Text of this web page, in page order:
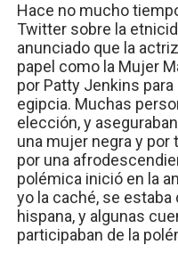
Hace no mucho
Twitter sobre la
anunciado que la
papel como la Mujer
por Patty Jenkins
egipcia. Muchas
elección, y
una mujer negra y por
por una
polémica inició en la
yo la caché, se estaba
hispana, y algunas
participaban de la